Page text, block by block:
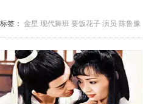
标签： 金星 现代舞班 要饭花子 演员 陈鲁豫